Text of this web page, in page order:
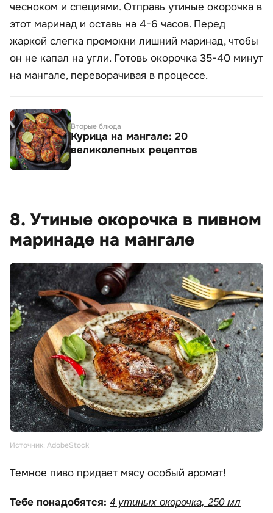
чесноком и специями. Отправь утиные окорочка в
этот маринад и оставь на 4-6 часов. Перед
жаркой слегка промокни лишний маринад, чтобы
он не капал на угли. Готовь окорочка 35-40 минут
на мангале, переворачивая в процессе.
Вторые блюда
Курица на мангале: 20
великолепных рецептов
8. Утиные окорочка в пивном
маринаде на мангале
Источник: AdobeStock
Темное пиво придает мясу особый аромат!
Тебе понадобятся: 4 утиных окорочка, 250 мл